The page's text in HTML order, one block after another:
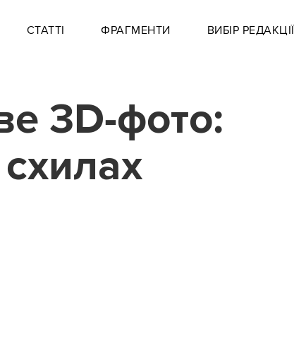
СТАТТІ ФРАГМЕНТИ ВИБІР РЕДАКЦІЇ
3D-фото: